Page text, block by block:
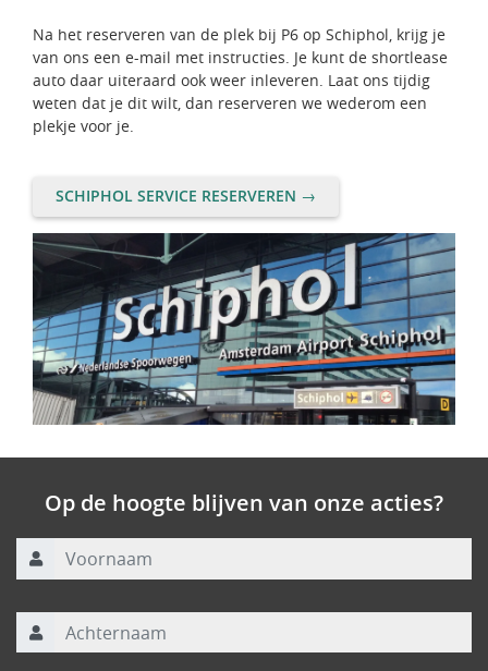
Na het reserveren van de plek bij P6 op Schiphol, krijg je
van ons een e-mail met instructies. Je kunt de shortlease
auto daar uiteraard ook weer inleveren. Laat ons tijdig
weten dat je dit wilt, dan reserveren we wederom een
plekje voor je.
SCHIPHOL SERVICE RESERVEREN →
Op de hoogte blijven van onze acties?